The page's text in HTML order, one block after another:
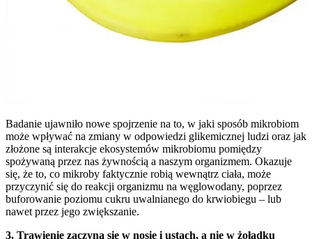
Badanie ujawniło nowe spojrzenie na to, w jaki sposób mikrobiom
może wpływać na zmiany w odpowiedzi glikemicznej ludzi oraz jak
złożone są interakcje ekosystemów mikrobiomu pomiędzy
spożywaną przez nas żywnością a naszym organizmem. Okazuje
się, że to, co mikroby faktycznie robią wewnątrz ciała, może
przyczynić się do reakcji organizmu na węglowodany, poprzez
buforowanie poziomu cukru uwalnianego do krwiobiegu – lub
nawet przez jego zwiększanie.
3. Trawienie zaczyna się w nosie i ustach, a nie w żołądku